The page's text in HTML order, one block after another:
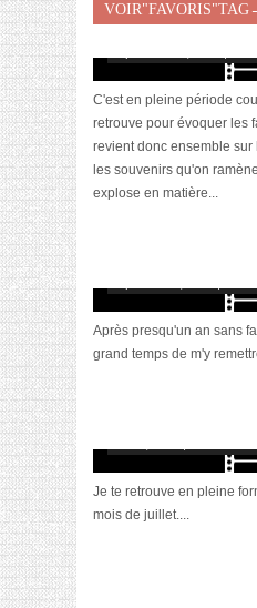
[Vidéo] La sélection
C'est en pleine période
retrouve pour évoquer les
revient donc ensemble
les souvenirs qu'on
explose en matière...
Après presqu'un an sans
grand temps de m'y
Je te retrouve en pleine
mois de juillet....